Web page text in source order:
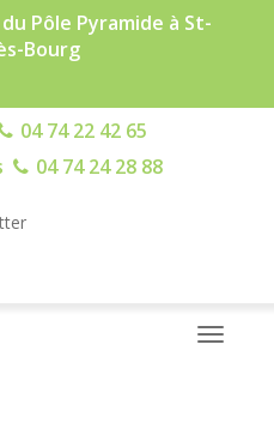
Pôle Pyramide à St-
Bourg
04 74 22 42 65
04 74 24 28 88
Toggle